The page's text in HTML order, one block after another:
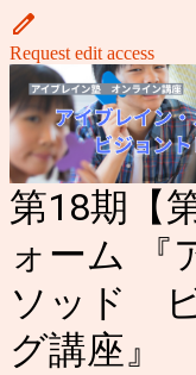
Request edit access
第18期【
ォーム 『
ソッド
グ講座』